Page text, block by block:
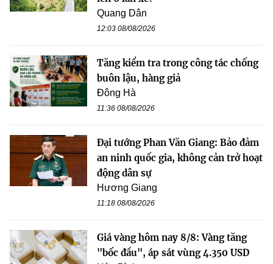
Quang Dân
12:03 08/08/2026
Tăng kiểm tra trong công tác chống
buôn lậu, hàng giả
Đông Hà
11:36 08/08/2026
Đại tướng Phan Văn Giang: Bảo đảm
an ninh quốc gia, không cản trở hoạt
động dân sự
Hương Giang
11:18 08/08/2026
Giá vàng hôm nay 8/8: Vàng tăng
"bốc đầu", áp sát vùng 4.350 USD